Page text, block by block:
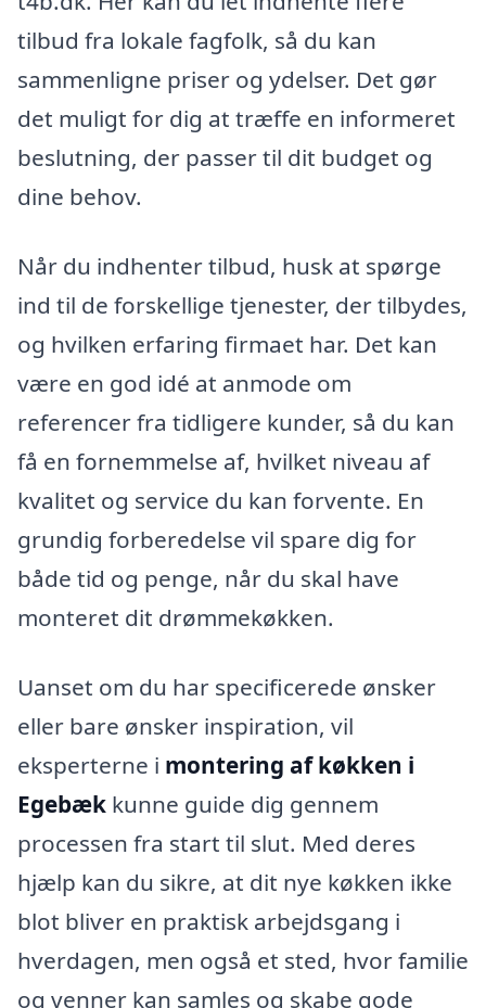
tilbud fra lokale fagfolk, så du kan
sammenligne priser og ydelser. Det gør
det muligt for dig at træffe en informeret
beslutning, der passer til dit budget og
dine behov.
Når du indhenter tilbud, husk at spørge
ind til de forskellige tjenester, der tilbydes,
og hvilken erfaring firmaet har. Det kan
være en god idé at anmode om
referencer fra tidligere kunder, så du kan
få en fornemmelse af, hvilket niveau af
kvalitet og service du kan forvente. En
grundig forberedelse vil spare dig for
både tid og penge, når du skal have
monteret dit drømmekøkken.
Uanset om du har specificerede ønsker
eller bare ønsker inspiration, vil
eksperterne i montering af køkken i
Egebæk kunne guide dig gennem
processen fra start til slut. Med deres
hjælp kan du sikre, at dit nye køkken ikke
blot bliver en praktisk arbejdsgang i
hverdagen, men også et sted, hvor familie
og venner kan samles og skabe gode